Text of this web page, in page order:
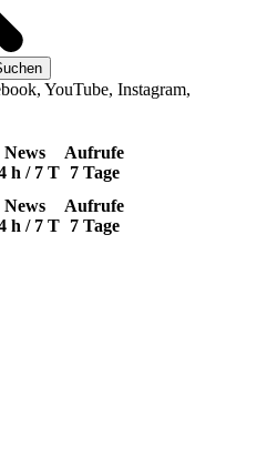
YouTube, Instagram,
News
h / 7 T
Aufrufe
7 Tage
News
h / 7 T
Aufrufe
7 Tage